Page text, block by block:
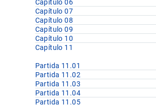
Capítulo 06
Capítulo 07
Capítulo 08
Capítulo 09
Capítulo 10
Capítulo 11
Partida 11.01
Partida 11.02
Partida 11.03
Partida 11.04
Partida 11.05